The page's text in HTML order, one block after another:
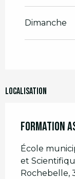
Dimanche
Localisation
Formation
École
et
Rochebelle,